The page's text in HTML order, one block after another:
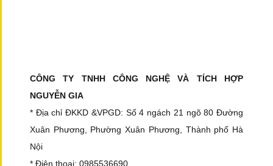
CÔNG TY TNHH CÔNG NGHỆ VÀ TÍCH HỢP
NGUYỄN GIA
* Địa chỉ ĐKKD &VPGD: Số 4 ngách 21 ngõ 80 Đường
Xuân Phương, Phường Xuân Phương, Thành phố Hà
Nội
* Điện thoại: 0985536690